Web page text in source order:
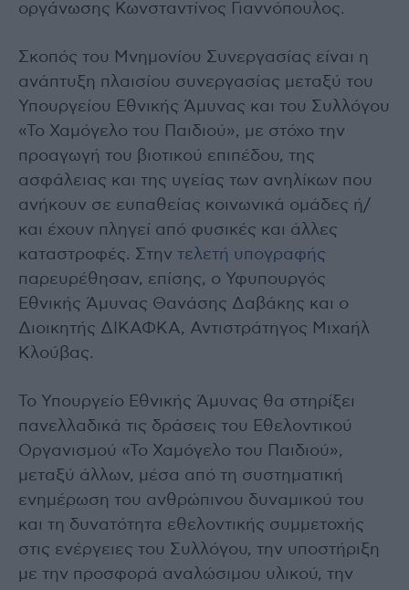
οργάνωσης Κωνσταντίνος Γιαννόπουλος.
Σκοπός του Μνημονίου Συνεργασίας είναι η
ανάπτυξη πλαισίου συνεργασίας μεταξύ του
Υπουργείου Εθνικής Άμυνας και του Συλλόγου
«Το Χαμόγελο του Παιδιού», με στόχο την
προαγωγή του βιοτικού επιπέδου, της
ασφάλειας και της υγείας των ανηλίκων που
ανήκουν σε ευπαθείας κοινωνικά ομάδες ή/
και έχουν πληγεί από φυσικές και άλλες
καταστροφές. Στην τελετή υπογραφής
παρευρέθησαν, επίσης, ο Υφυπουργός
Εθνικής Άμυνας Θανάσης Δαβάκης και ο
Διοικητής ΔΙΚΑΦΚΑ, Αντιστράτηγος Μιχαήλ
Κλούβας.
Το Υπουργείο Εθνικής Άμυνας θα στηρίξει
πανελλαδικά τις δράσεις του Εθελοντικού
Οργανισμού «Το Χαμόγελο του Παιδιού»,
μεταξύ άλλων, μέσα από τη συστηματική
ενημέρωση του ανθρώπινου δυναμικού του
και τη δυνατότητα εθελοντικής συμμετοχής
στις ενέργειες του Συλλόγου, την υποστήριξη
με την προσφορά αναλώσιμου υλικού, την